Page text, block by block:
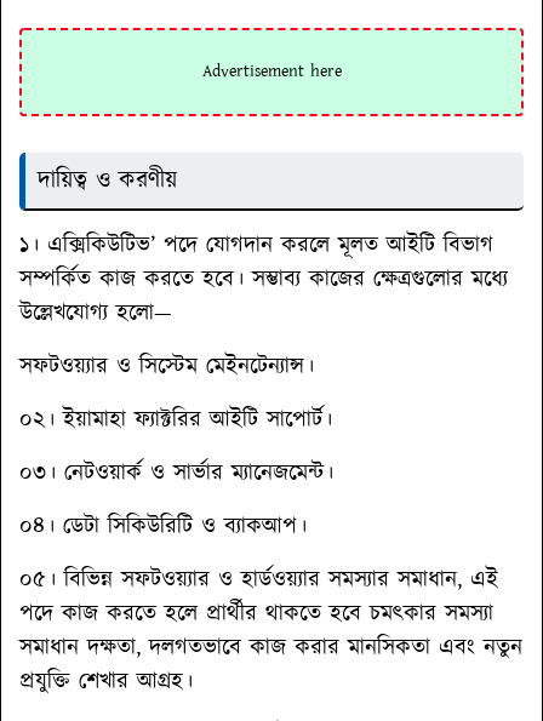
দায়িত্ব ও করণীয়
১। এক্সিকিউটিভ’ পদে যোগদান করলে মূলত আইটি বিভাগ
সম্পর্কিত কাজ করতে হবে। সম্ভাব্য কাজের ক্ষেত্রগুলোর মধ্যে
উল্লেখযোগ্য হলো—
সফটওয়্যার ও সিস্টেম মেইনটেন্যান্স।
০২। ইয়ামাহা ফ্যাক্টরির আইটি সাপোর্ট।
০৩। নেটওয়ার্ক ও সার্ভার ম্যানেজমেন্ট।
০৪। ডেটা সিকিউরিটি ও ব্যাকআপ।
০৫। বিভিন্ন সফটওয়্যার ও হার্ডওয়্যার সমস্যার সমাধান, এই
পদে কাজ করতে হলে প্রার্থীর থাকতে হবে চমৎকার সমস্যা
সমাধান দক্ষতা, দলগতভাবে কাজ করার মানসিকতা এবং নতুন
প্রযুক্তি শেখার আগ্রহ।